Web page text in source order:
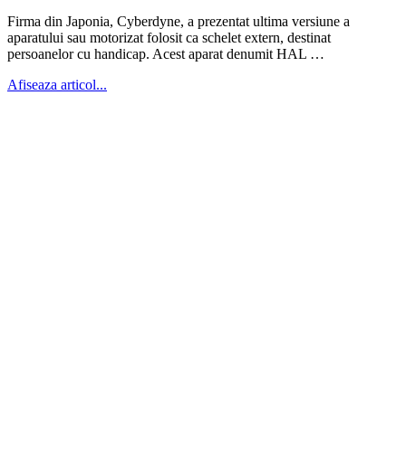
Firma din Japonia, Cyberdyne, a prezentat ultima versiune a
aparatului sau motorizat folosit ca schelet extern, destinat
persoanelor cu handicap. Acest aparat denumit HAL …
Afiseaza articol...